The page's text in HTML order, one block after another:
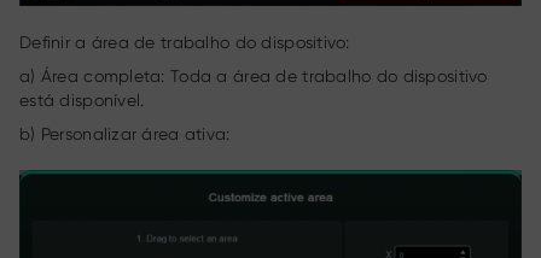
Definir a área de trabalho do dispositivo:
a) Área completa: Toda a área de trabalho do dispositivo
está disponível.
b) Personalizar área ativa: